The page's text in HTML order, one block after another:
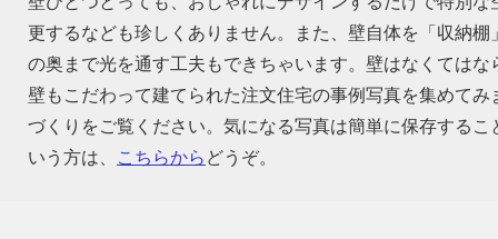
更するなども珍しくありません。また、壁自体を「収納
の奥まで光を通す工夫もできちゃいます。壁はなくては
壁もこだわって建てられた注文住宅の事例写真を集めて
づくりをご覧ください。気になる写真は簡単に保存する
いう方は、
こちらから どうぞ。